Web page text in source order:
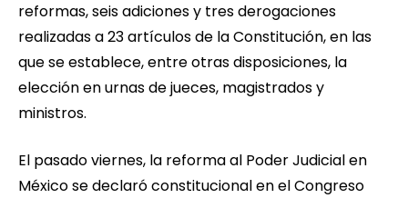
reformas, seis adiciones y tres derogaciones
realizadas a 23 artículos de la Constitución, en las
que se establece, entre otras disposiciones, la
elección en urnas de jueces, magistrados y
ministros.
El pasado viernes, la reforma al Poder Judicial en
México se declaró constitucional en el Congreso